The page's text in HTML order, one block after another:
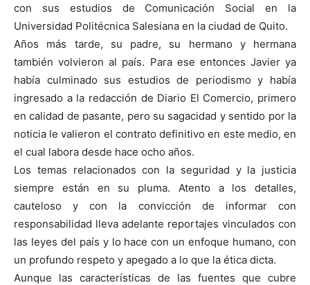
con sus estudios de Comunicación Social en la
Universidad Politécnica Salesiana en la ciudad de Quito.
Años más tarde, su padre, su hermano y hermana
también volvieron al país. Para ese entonces Javier ya
había culminado sus estudios de periodismo y había
ingresado a la redacción de Diario El Comercio, primero
en calidad de pasante, pero su sagacidad y sentido por la
noticia le valieron el contrato definitivo en este medio, en
el cual labora desde hace ocho años.
Los temas relacionados con la seguridad y la justicia
siempre están en su pluma. Atento a los detalles,
cauteloso y con la convicción de informar con
responsabilidad lleva adelante reportajes vinculados con
las leyes del país y lo hace con un enfoque humano, con
un profundo respeto y apegado a lo que la ética dicta.
Aunque las características de las fuentes que cubre